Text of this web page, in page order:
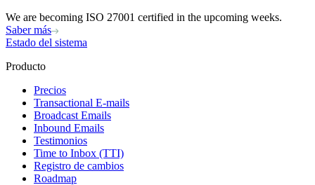
We are becoming ISO 27001 certified in the upcoming weeks.
Saber más
Estado del sistema
Producto
Precios
Transactional E-mails
Broadcast Emails
Inbound Emails
Testimonios
Time to Inbox (TTI)
Registro de cambios
Roadmap